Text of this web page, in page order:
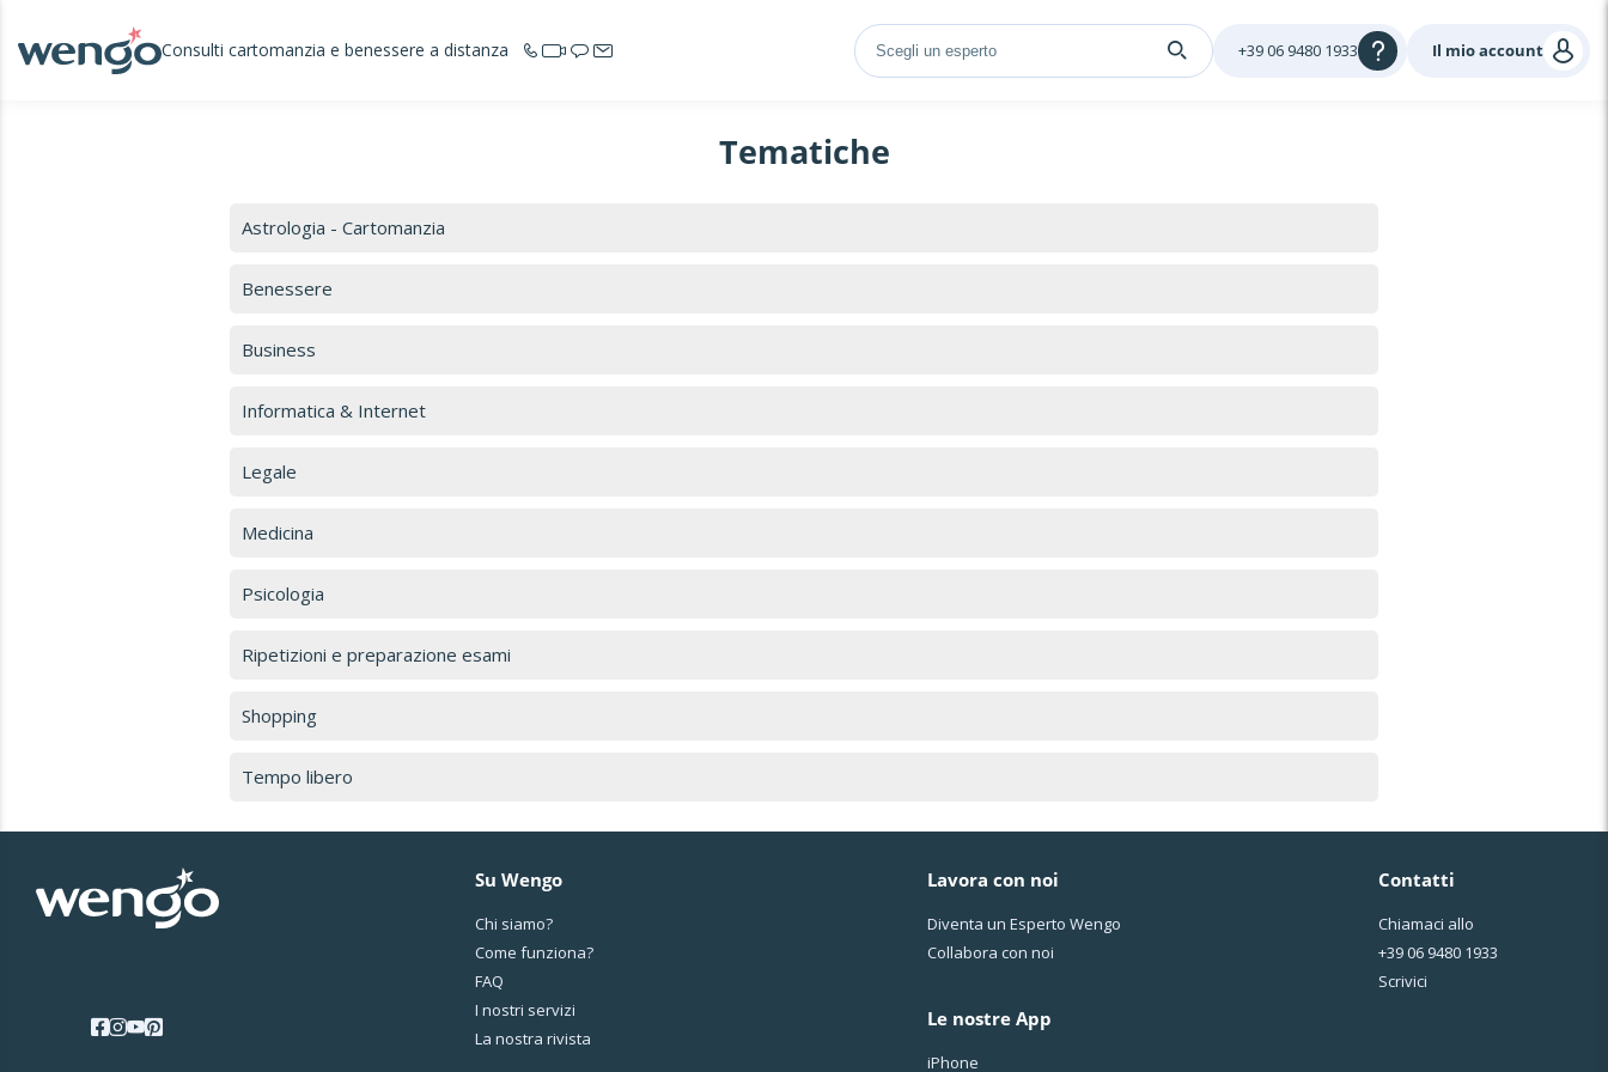
Consulti cartomanzia e benessere a distanza Il mio account
+39 06 9480 1933
Tematiche
Astrologia - Cartomanzia
Benessere
Business
Informatica & Internet
Legale
Medicina
Psicologia
Ripetizioni e preparazione esami
Shopping
Tempo libero
Su Wengo
Chi siamo?
Come funziona?
FAQ
I nostri servizi
La nostra rivista
Lavora con noi
Diventa un Esperto Wengo
Collabora con noi
Le nostre App
iPhone
Contatti
Chiamaci allo
+39 06 9480 1933
Scrivici